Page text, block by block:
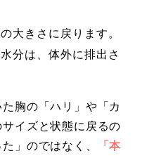
大きさに戻ります。
分は、体外に排出さ
胸の「ハリ」や「カ
イズと状態に戻るの
」のではなく、
「本